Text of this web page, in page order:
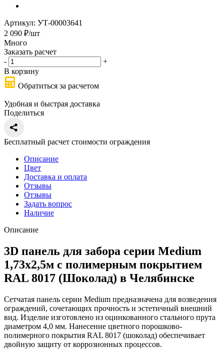
Артикул: УТ-00003641
2 090 ₽/шт
Много
Заказать расчет
-
+
В корзину
Обратиться за расчетом
Удобная и быстрая доставка
Поделиться
Бесплатный расчет стоимости ограждения
Описание
Цвет
Доставка и оплата
Отзывы
Отзывы
Задать вопрос
Наличие
Описание
3D панель для забора серии Medium
1,73х2,5м с полимерным покрытием
RAL 8017 (Шоколад) в Челябинске
Сетчатая панель серии Medium предназначена для возведения
ограждений, сочетающих прочность и эстетичный внешний
вид. Изделие изготовлено из оцинкованного стального прута
диаметром 4,0 мм. Нанесение цветного порошково-
полимерного покрытия RAL 8017 (шоколад) обеспечивает
двойную защиту от коррозионных процессов.